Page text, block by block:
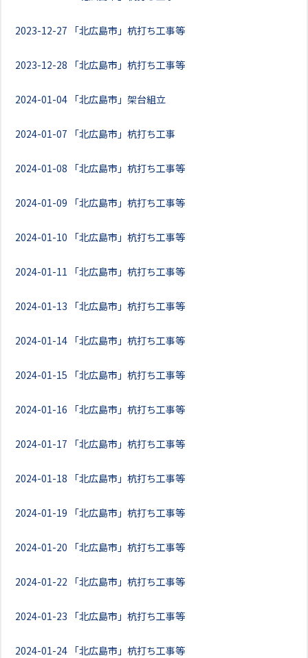
2023-12-27 「北広島市」杭打ち工事等
2023-12-28 「北広島市」杭打ち工事等
2024-01-04 「北広島市」架台組立
2024-01-07 「北広島市」杭打ち工事
2024-01-08 「北広島市」杭打ち工事等
2024-01-09 「北広島市」杭打ち工事等
2024-01-10 「北広島市」杭打ち工事等
2024-01-11 「北広島市」杭打ち工事等
2024-01-13 「北広島市」杭打ち工事等
2024-01-14 「北広島市」杭打ち工事等
2024-01-15 「北広島市」杭打ち工事等
2024-01-16 「北広島市」杭打ち工事等
2024-01-17 「北広島市」杭打ち工事等
2024-01-18 「北広島市」杭打ち工事等
2024-01-19 「北広島市」杭打ち工事等
2024-01-20 「北広島市」杭打ち工事等
2024-01-22 「北広島市」杭打ち工事等
2024-01-23 「北広島市」杭打ち工事等
2024-01-24 「北広島市」杭打ち工事等